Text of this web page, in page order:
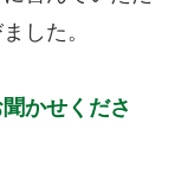
した。
かせくださ